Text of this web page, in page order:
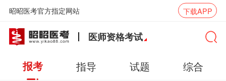
昭昭医考官方指定网站 下载APP
医师资格考试
报考 指导 试题 综合